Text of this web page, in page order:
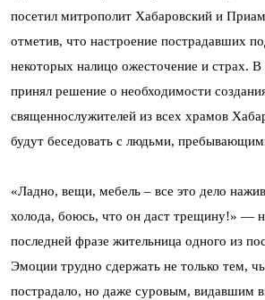
посетил митрополит Хабаровский и
отметив, что настроение пострадавших
некоторых налицо ожесточение и страх. В
принял решение о необходимости
священнослужителей из всех храмов
будут беседовать с людьми,
«Ладно, вещи, мебель – все это дело
холода, боюсь, что он даст трещину!» —
последней фразе жительница одного из
Эмоции трудно сдержать не только тем,
пострадало, но даже суровым, видавшим